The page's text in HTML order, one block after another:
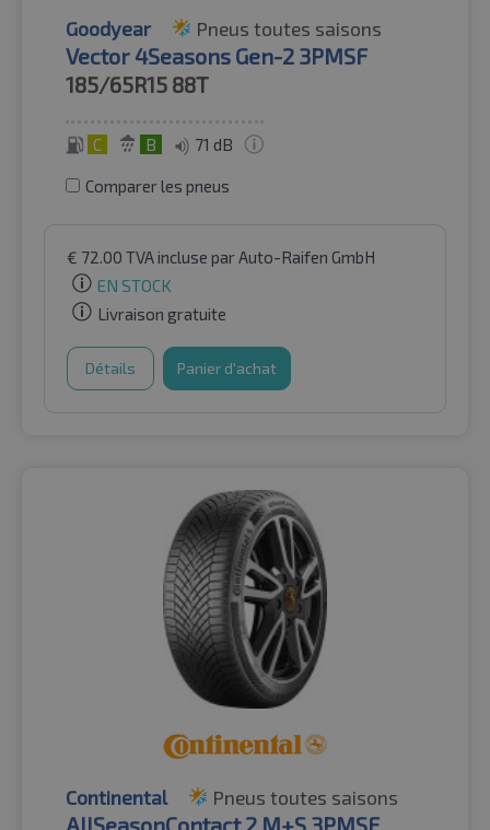
Goodyear Pneus toutes saisons
Vector 4Seasons Gen-2 3PMSF
185/65R15 88T
C B 71 dB
Comparer les pneus
€ 72.00 TVA incluse par Auto-Raifen GmbH
EN STOCK
Livraison gratuite
Détails Panier d'achat
Continental Pneus toutes saisons
AllSeasonContact 2 M+S 3PMSF